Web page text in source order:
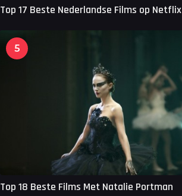
Top 17 Beste Nederlandse Films op Netflix
5
Top 18 Beste Films Met Natalie Portman